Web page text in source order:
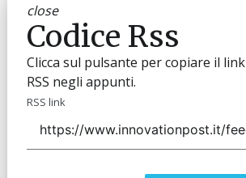
close
Codice Rss
Clicca sul pulsante per copiare il link
RSS negli appunti.
RSS link